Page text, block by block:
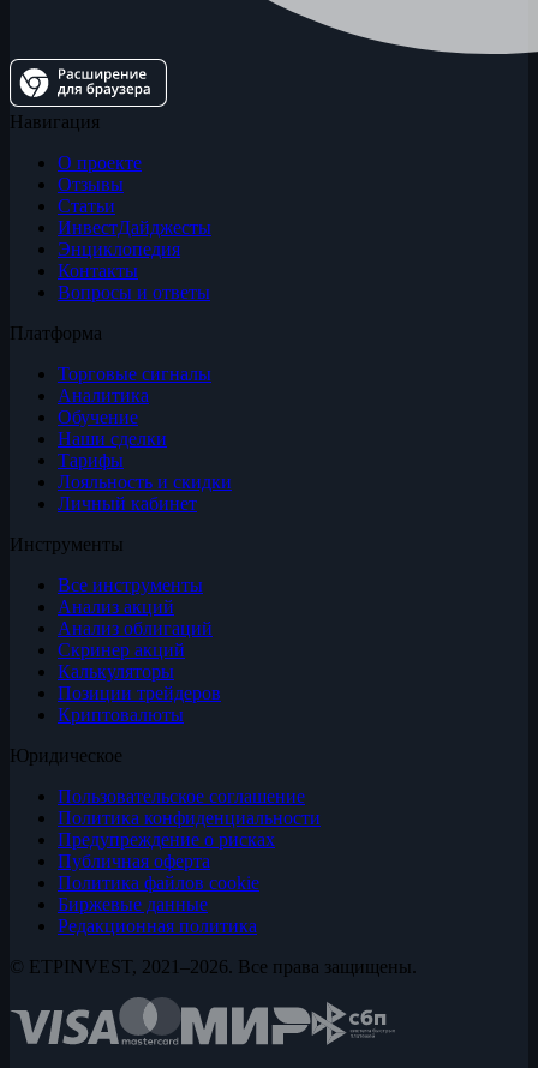
Навигация
О проекте
Отзывы
Статьи
ИнвестДайджесты
Энциклопедия
Контакты
Вопросы и ответы
Платформа
Торговые сигналы
Аналитика
Обучение
Наши сделки
Тарифы
Лояльность и скидки
Личный кабинет
Инструменты
Все инструменты
Анализ акций
Анализ облигаций
Скринер акций
Калькуляторы
Позиции трейдеров
Криптовалюты
Юридическое
Пользовательское соглашение
Политика конфиденциальности
Предупреждение о рисках
Публичная оферта
Политика файлов cookie
Биржевые данные
Редакционная политика
© ETPINVEST, 2021–2026. Все права защищены.